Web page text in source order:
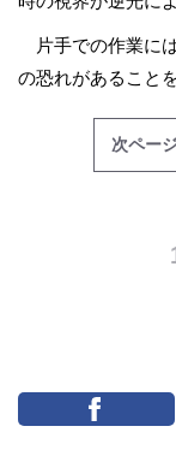
片手での作業に
の恐れがあること
次ペー